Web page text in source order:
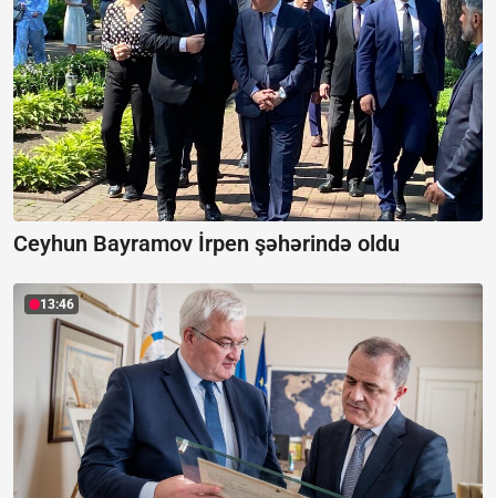
Ceyhun Bayramov İrpen şəhərində oldu
13:46